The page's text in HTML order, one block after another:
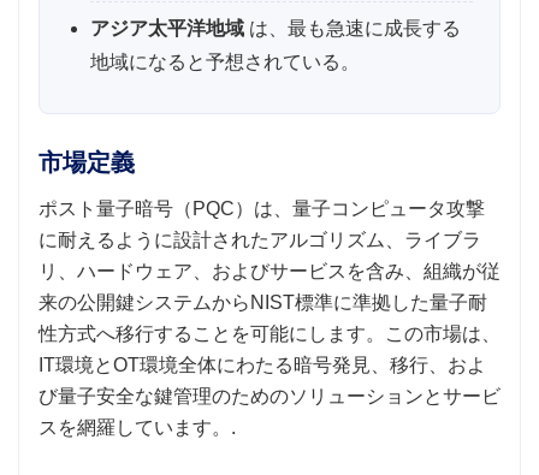
アジア太平洋地域 は、最も急速に成長する
地域になると予想されている。
市場定義
ポスト量子暗号（PQC）は、量子コンピュータ攻撃
に耐えるように設計されたアルゴリズム、ライブラ
リ、ハードウェア、およびサービスを含み、組織が従
来の公開鍵システムからNIST標準に準拠した量子耐
性方式へ移行することを可能にします。この市場は、
IT環境とOT環境全体にわたる暗号発見、移行、およ
び量子安全な鍵管理のためのソリューションとサービ
スを網羅しています。.